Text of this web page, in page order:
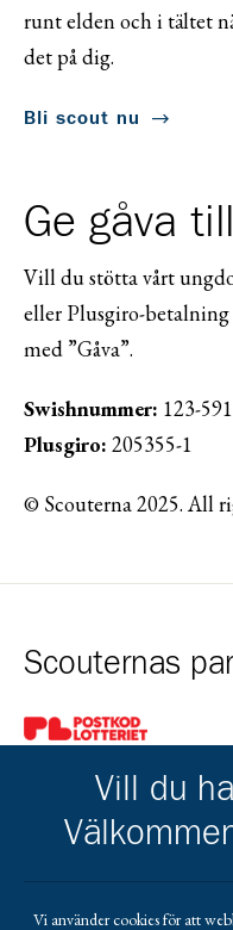
runt elden och i tältet
det på dig.
Bli scout nu
Ge gåva
Vill du stötta vårt
eller Plusgiro-
med ”Gåva”.
Swishnummer: 123-
Plusgiro: 205355-1
© Scouterna 2025. All
Scouternas
Gå till pl_50
Kårens partners
Vill du
Vi använder cookies för att